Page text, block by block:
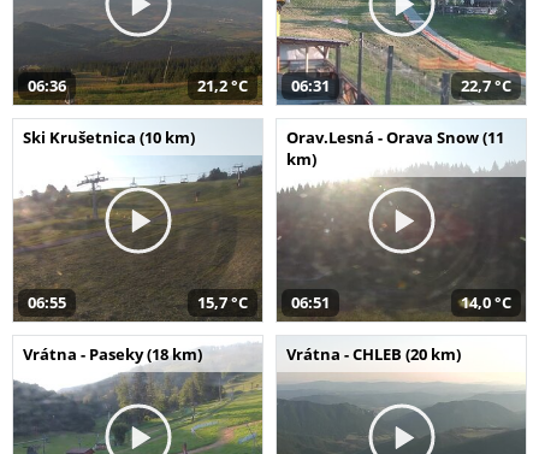
06:36 21,2 °C 06:31 22,7 °C
Ski Krušetnica (10 km)
06:55 15,7 °C
Orav.Lesná - Orava Snow (11
km)
06:51 14,0 °C
Vrátna - Paseky (18 km) Vrátna - CHLEB (20 km)